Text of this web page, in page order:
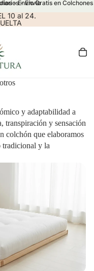
- Envío
- Envío Gratis en Colchones
10 al 24.
y adaptabilidad a
transpiración y sensación
colchón que elaboramos
tradicional y la